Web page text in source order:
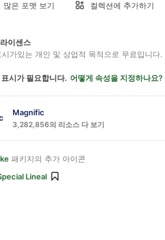
많은 포맷 보기 컬렉션에 추가하기
이센스
가있는 개인 및 상업적 목적으로 무료입니다.
시가 필요합니다. 어떻게 속성을 지정하나요?
Magnific
3,282,856의 리소스 다 보기
패키지의 추가 아이콘
Lineal